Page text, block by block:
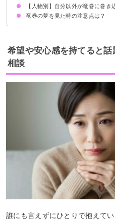
竜巻から逃げる夢【吉夢】
竜巻に立ち向かう夢【吉夢】
竜巻を探す夢【願望夢】
竜巻を追いかける夢【願望夢】
竜巻を怒っている夢【警告夢】
【人物別】自分以外が竜巻に巻き
家族が竜巻に巻き込まれる夢【警
友達が竜巻に巻き込まれる夢【警
恋人が竜巻に巻き込まれる夢【警
大勢の人が竜巻に巻き込まれる夢
竜巻の夢を見た時の注意点は？
十分な休息を取る
警告夢や凶夢の内容を人に話す
希望や安心感を持てると
相談
誰にも言えずにひとりで抱えて